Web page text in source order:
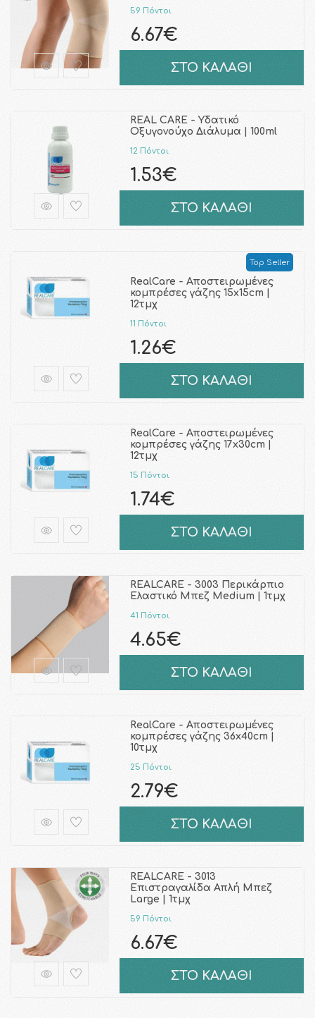
59 Πόντοι
6.67€
ΣΤΟ ΚΑΛΑΘΙ
REAL CARE - Υδατικό
Οξυγονούχο Διάλυμα | 100ml
12 Πόντοι
1.53€
ΣΤΟ ΚΑΛΑΘΙ
Top Seller
RealCare - Αποστειρωμένες
κομπρέσες γάζης 15x15cm |
12τμχ
11 Πόντοι
1.26€
ΣΤΟ ΚΑΛΑΘΙ
RealCare - Αποστειρωμένες
κομπρέσες γάζης 17x30cm |
12τμχ
15 Πόντοι
1.74€
ΣΤΟ ΚΑΛΑΘΙ
REALCARE - 3003 Περικάρπιο
Ελαστικό Μπεζ Medium | 1τμχ
41 Πόντοι
4.65€
ΣΤΟ ΚΑΛΑΘΙ
RealCare - Αποστειρωμένες
κομπρέσες γάζης 36x40cm |
10τμχ
25 Πόντοι
2.79€
ΣΤΟ ΚΑΛΑΘΙ
REALCARE - 3013
Επιστραγαλίδα Απλή Μπεζ
Large | 1τμχ
59 Πόντοι
6.67€
ΣΤΟ ΚΑΛΑΘΙ